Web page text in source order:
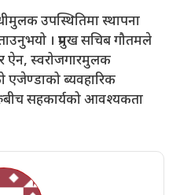
उपस्थितिमा स्थापना
। प्रमुख सचिब गौतमले
ऐन, स्वरोजगारमुलक
एजेण्डाको ब्यवहारिक
सहकार्यको आवश्यकता